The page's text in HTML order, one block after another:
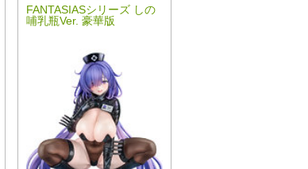
FANTASIASシリーズ しの
哺乳瓶Ver. 豪華版